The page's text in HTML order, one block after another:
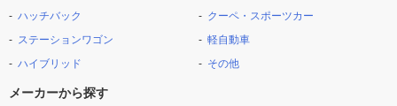
ハッチバック
ステーションワゴン
ハイブリッド
クーペ・スポーツカー
軽自動車
その他
メーカーから探す